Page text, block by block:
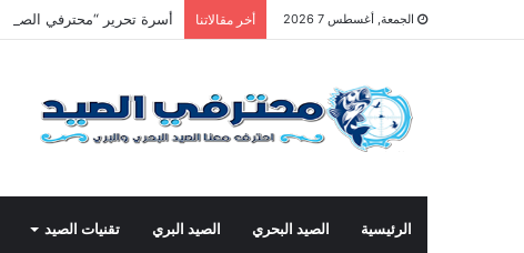
الجمعة, أغسطس 7 2026 أخر مقالاتنا أسرة تحرير “محترفي
الرئيسية الصيد البحري الصيد البري تقنيات الصيد